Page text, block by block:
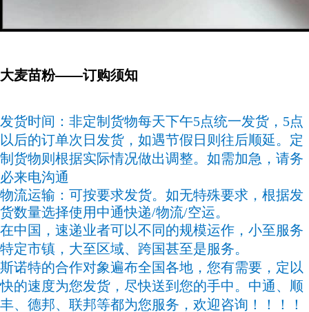
大麦苗粉——订购须知
发货时间：非定制货物每天下午5点统一发货，5点
以后的订单次日发货，如遇节假日则往后顺延。定
制货物则根据实际情况做出调整。如需加急，请务
必来电沟通
物流运输：可按要求发货。如无特殊要求，根据发
货数量选择使用中通快递/物流/空运。
在中国，速递业者可以不同的规模运作，小至服务
特定市镇，大至区域、跨国甚至是服务。
斯诺特的合作对象遍布全国各地，您有需要，定以
快的速度为您发货，尽快送到您的手中。中通、顺
丰、德邦、联邦等都为您服务，欢迎咨询！！！！